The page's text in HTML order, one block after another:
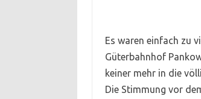
Es waren einfach zu
Güterbahnhof
keiner mehr in die
Die Stimmung vor